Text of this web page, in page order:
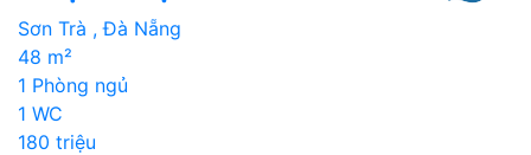
Sơn Trà , Đà Nẵng
48 m²
1 Phòng ngủ
1 WC
180 triệu